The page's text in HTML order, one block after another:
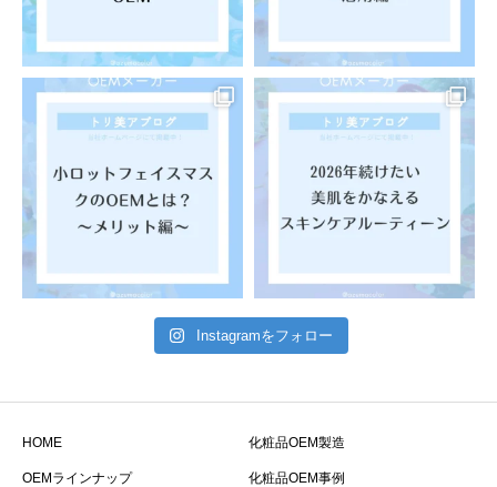
Instagramをフォロー
HOME 化粧品OEM製造
OEMラインナップ 化粧品OEM事例